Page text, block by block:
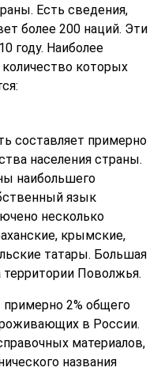
Есть сведения,
более 200 наций. Эти
году. Наиболее
которых
составляет примерно
населения страны.
наибольшего
язык
несколько
крымские,
татары. Большая
территории Поволжья.
2% общего
в России.
материалов,
названия